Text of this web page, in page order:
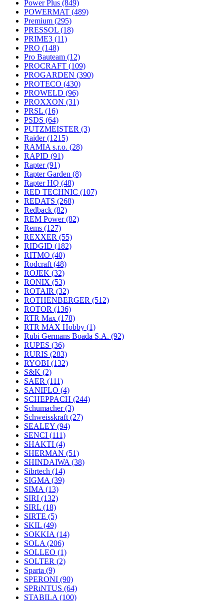
Power Plus (849)
POWERMAT (489)
Premium (295)
PRESSOL (18)
PRIME3 (11)
PRO (148)
Pro Bauteam (12)
PROCRAFT (109)
PROGARDEN (390)
PROTECO (430)
PROWELD (96)
PROXXON (31)
PRSL (16)
PSDS (64)
PUTZMEISTER (3)
Raider(1215)
RAMIA s.r.o. (28)
RAPID (91)
Rapter(91)
Rapter Garden (8)
Rapter HQ (48)
RED TECHNIC (107)
REDATS (268)
Redback (82)
REM Power(82)
Rems (127)
REXXER (55)
RIDGID (182)
RITMO (40)
Rodcraft (48)
ROJEK (32)
RONIX (53)
ROTAIR (32)
ROTHENBERGER (512)
ROTOR (136)
RTR Max (178)
RTR MAX Hobby (1)
Rubi Germans Boada S.A. (92)
RUPES (36)
RURIS (283)
RYOBI (132)
S&K (2)
SAER (111)
SANIFLO (4)
SCHEPPACH (244)
Schumacher(3)
Schweisskraft (27)
SEALEY (94)
SENCI (111)
SHAKTI (4)
SHERMAN (51)
SHINDAIWA (38)
Sibrtech (14)
SIGMA (39)
SIMA (13)
SIRI (132)
SIRL (18)
SIRTE (5)
SKIL (49)
SOKKIA (14)
SOLA (206)
SOLLEO (1)
SOLTER (2)
Sparta (9)
SPERONI (90)
SPRiNTUS (64)
STABILA (100)